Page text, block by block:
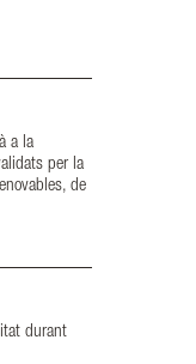
a la
per la
de
durant